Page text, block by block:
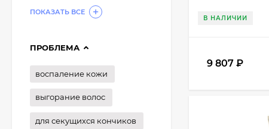
В НАЛИЧИИ
9 807 ₽
ПОКАЗАТЬ ВСЕ
ПРОБЛЕМА
воспаление кожи
выгорание волос
для секущихся кончиков